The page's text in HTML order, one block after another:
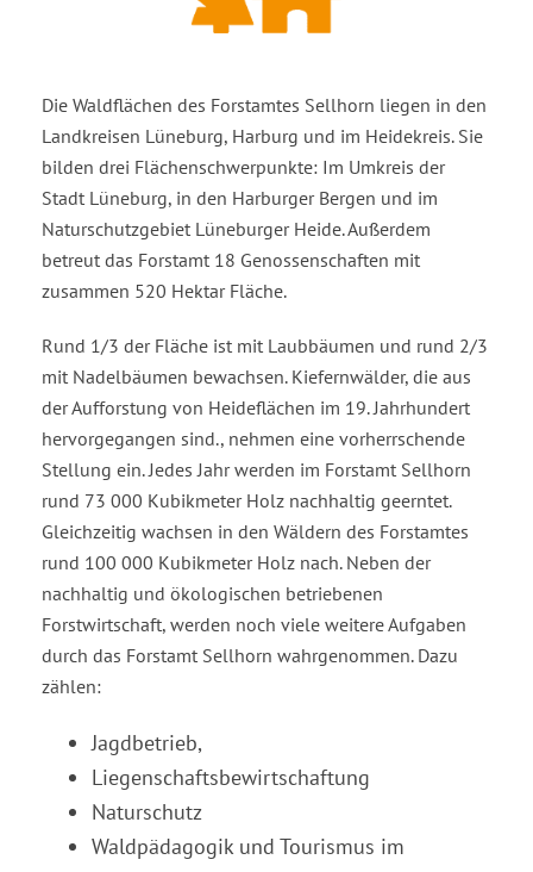
Die Waldflächen des Forstamtes Sellhorn liegen in den
Landkreisen Lüneburg, Harburg und im Heidekreis. Sie
bilden drei Flächenschwerpunkte: Im Umkreis der
Stadt Lüneburg, in den Harburger Bergen und im
Naturschutzgebiet Lüneburger Heide. Außerdem
betreut das Forstamt 18 Genossenschaften mit
zusammen 520 Hektar Fläche.
Rund 1/3 der Fläche ist mit Laubbäumen und rund 2/3
mit Nadelbäumen bewachsen. Kiefernwälder, die aus
der Aufforstung von Heideflächen im 19. Jahrhundert
hervorgegangen sind., nehmen eine vorherrschende
Stellung ein. Jedes Jahr werden im Forstamt Sellhorn
rund 73 000 Kubikmeter Holz nachhaltig geerntet.
Gleichzeitig wachsen in den Wäldern des Forstamtes
rund 100 000 Kubikmeter Holz nach. Neben der
nachhaltig und ökologischen betriebenen
Forstwirtschaft, werden noch viele weitere Aufgaben
durch das Forstamt Sellhorn wahrgenommen. Dazu
zählen:
Jagdbetrieb,
Liegenschaftsbewirtschaftung
Naturschutz
Waldpädagogik und Tourismus im